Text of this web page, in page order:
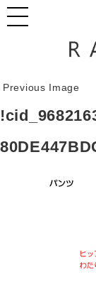
Previous Image